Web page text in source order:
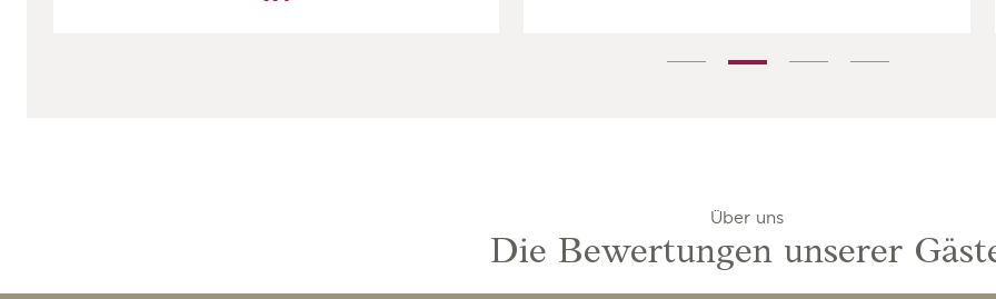
Über uns
Die Bewertungen unserer